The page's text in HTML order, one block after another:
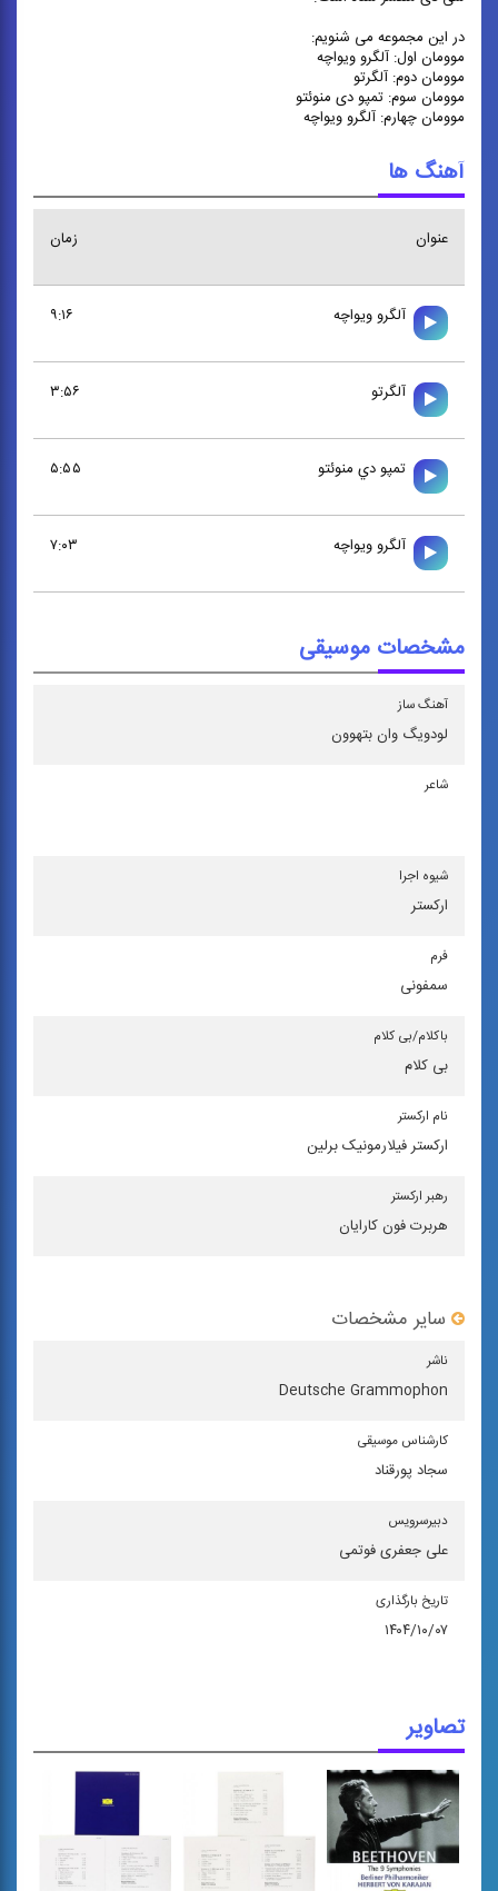
در این مجموعه می شنویم:
موومان اول: آلگرو ویواچه
موومان دوم: آلگرتو
موومان سوم: تمپو دی منوئتو
موومان چهارم: آلگرو ویواچه
آهنگ ها
عنوان زمان
آلگرو ويواچه ۹:۱۶
آلگرتو ۳:۵۶
تمپو دي منوئتو ۵:۵۵
آلگرو ويواچه ۷:۰۳
مشخصات موسیقی
آهنگ ساز
لودویگ وان بتهوون
شاعر
شیوه اجرا
اركستر
فرم
سمفونی‌
باكلام/بی كلام
بی کلام
نام اركستر
ارکستر فیلارمونیک برلین
رهبر اركستر
هربرت فون کارایان
سایر مشخصات
ناشر
Deutsche Grammophon
كارشناس موسیقی
سجاد پورقناد
دبیرسرویس
علی جعفری فوتمی
تاریخ بارگذاری
۱۴۰۴/۱۰/۰۷
تصاویر